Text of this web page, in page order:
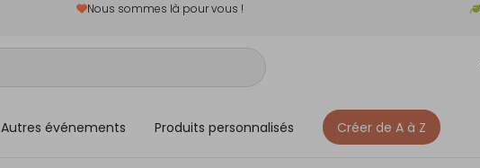
Nous sommes là pour vous !
Autres événements Produits personnalisés Créer de A à Z